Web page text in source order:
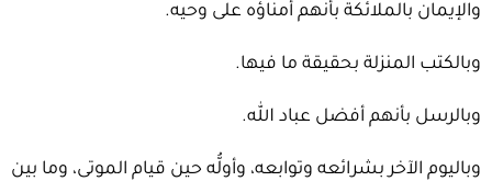
والإيمان بالملائكة بأنهم أمناؤه على وحيه.
وبالكتب المنزلة بحقيقة ما فيها.
وبالرسل بأنهم أفضل عباد الله.
وباليوم الآخر بشرائعه وتوابعه، وأولُّه حين قيام الموتى، وما بين